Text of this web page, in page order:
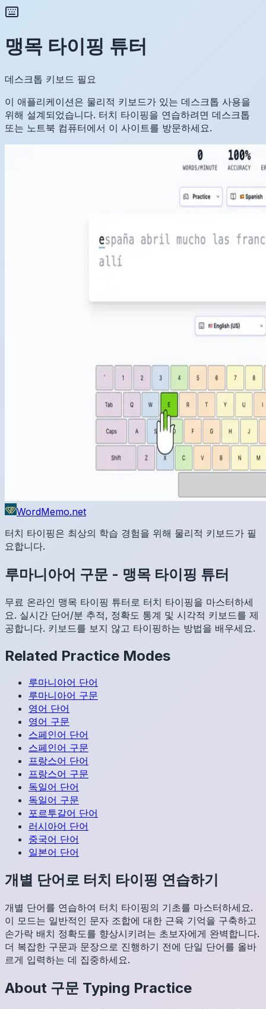
맹목 타이핑 튜터
데스크톱 키보드 필요
이 애플리케이션은 물리적 키보드가 있는 데스크톱 사용을
위해 설계되었습니다. 터치 타이핑을 연습하려면 데스크톱
또는 노트북 컴퓨터에서 이 사이트를 방문하세요.
WordMemo.net
터치 타이핑은 최상의 학습 경험을 위해 물리적 키보드가 필
요합니다.
루마니아어 구문 - 맹목 타이핑 튜터
무료 온라인 맹목 타이핑 튜터로 터치 타이핑을 마스터하세
요. 실시간 단어/분 추적, 정확도 통계 및 시각적 키보드를 제
공합니다. 키보드를 보지 않고 타이핑하는 방법을 배우세요.
Related Practice Modes
루마니아어 단어
루마니아어 구문
영어 단어
영어 구문
스페인어 단어
스페인어 구문
프랑스어 단어
프랑스어 구문
독일어 단어
독일어 구문
포르투갈어 단어
러시아어 단어
중국어 단어
일본어 단어
개별 단어로 터치 타이핑 연습하기
개별 단어를 연습하여 터치 타이핑의 기초를 마스터하세요.
이 모드는 일반적인 문자 조합에 대한 근육 기억을 구축하고
손가락 배치 정확도를 향상시키려는 초보자에게 완벽합니다.
더 복잡한 구문과 문장으로 진행하기 전에 단일 단어를 올바
르게 입력하는 데 집중하세요.
About 구문 Typing Practice